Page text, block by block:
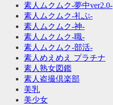
素人ムクムク-夢中ver2.0-
素人ムクムク-礼ぷ-
素人ムクムク-神-
素人ムクムク-職-
素人ムクムク-部活-
素人めえめえ プラチナ
素人熟女図鑑
素人盗撮倶楽部
美乳
美少女